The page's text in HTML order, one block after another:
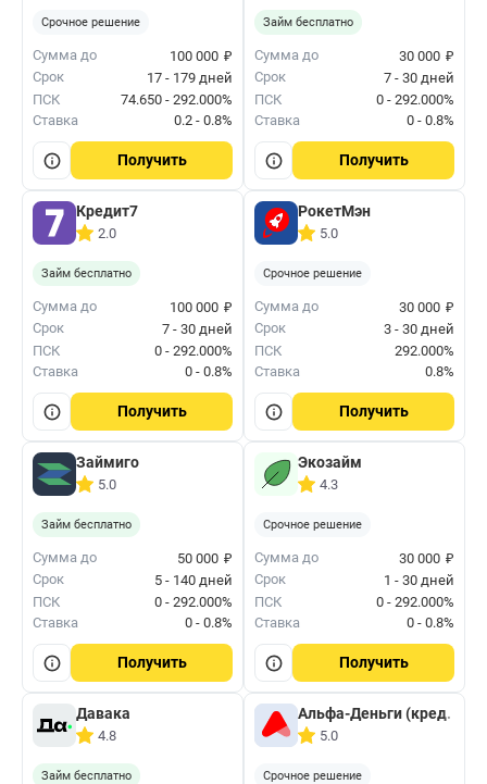
Срочное решение
Сумма до 100 000 ₽
Срок
17 - 179 дней
ПСК
74.650 - 292.000%
Ставка
0.2 - 0.8%
Получить
Займ бесплатно
Сумма до 30 000 ₽
Срок
7 - 30 дней
ПСК
0 - 292.000%
Ставка
0 - 0.8%
Получить
Кредит7
2.0
Займ бесплатно
Сумма до 100 000 ₽
Срок
7 - 30 дней
ПСК
0 - 292.000%
Ставка
0 - 0.8%
Получить
РокетМэн
5.0
Срочное решение
Сумма до 30 000 ₽
Срок
3 - 30 дней
ПСК
292.000%
Ставка
0.8%
Получить
Займиго
5.0
Займ бесплатно
Сумма до 50 000 ₽
Срок
5 - 140 дней
ПСК
0 - 292.000%
Ставка
0 - 0.8%
Получить
Экозайм
4.3
Срочное решение
Сумма до 30 000 ₽
Срок
1 - 30 дней
ПСК
0 - 292.000%
Ставка
0 - 0.8%
Получить
Давака
4.8
Займ бесплатно
Альфа-Деньги (кред.
5.0
Срочное решение